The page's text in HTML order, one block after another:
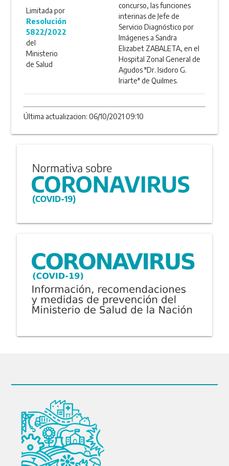
Limitada por
Resolución
5822/2022
del
Ministerio
de Salud
concurso, las funciones
interinas de Jefe de
Servicio Diagnóstico por
Imágenes a Sandra
Elizabet ZABALETA, en el
Hospital Zonal General de
Agudos "Dr. Isidoro G.
Iriarte" de Quilmes.
Última actualizacion: 06/10/2021 09:10